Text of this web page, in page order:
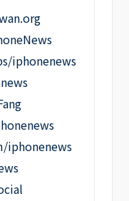
iphonenews
iphonenews